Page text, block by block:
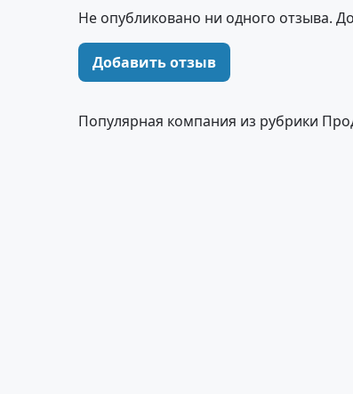
Не опубликовано ни одного отзыва.
Добавить отзыв
Популярная компания из рубрики